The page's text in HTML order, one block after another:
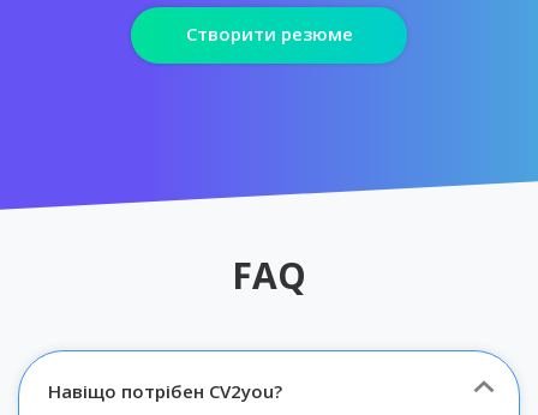
Створити резюме
FAQ
Навіщо потрібен CV2you?